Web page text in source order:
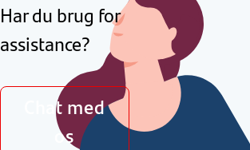
Har du brug for
assistance?
Chat med
os